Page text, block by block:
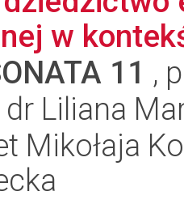
w
11 ,
Liliana
Mikołaja